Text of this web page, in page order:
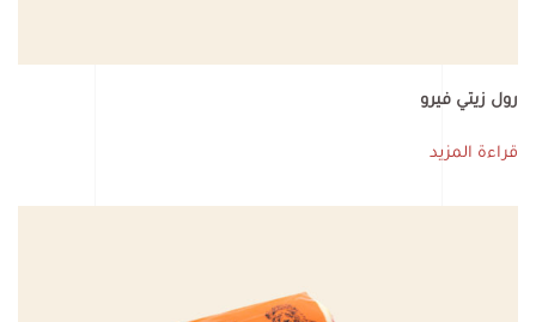
رول زيتي فيرو
قراءة المزيد